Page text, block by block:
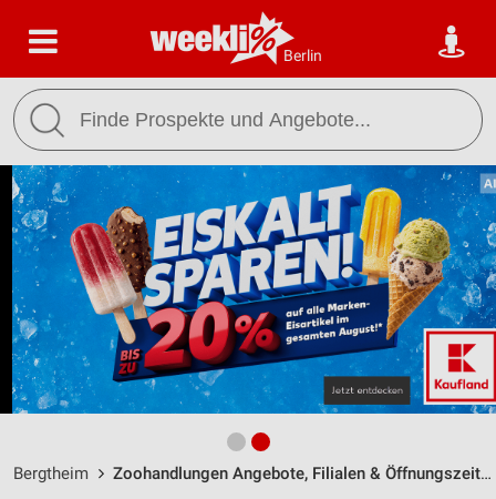
Berlin
Bergtheim Zoohandlungen Angebote, Filialen & Öffnungszeiten